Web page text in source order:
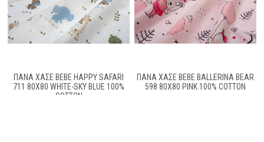
ΠΆΝΑ ΧΑΣΈ BEBE HAPPY SAFARI
711 80X80 WHITE-SKY BLUE 100%
COTTON
ΠΆΝΑ ΧΑΣΈ BEBE BALLERINA BEAR
598 80X80 PINK 100% COTTON